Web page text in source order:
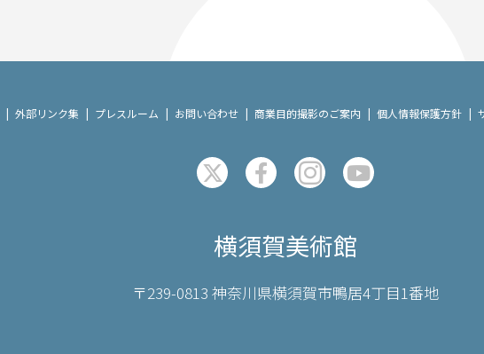
外部リンク集 プレスルーム お問い合わせ 商業目的撮影のご案内 個人情報保護方針
横須賀美術館
〒239-0813 神奈川県横須賀市鴨居4丁目1番地